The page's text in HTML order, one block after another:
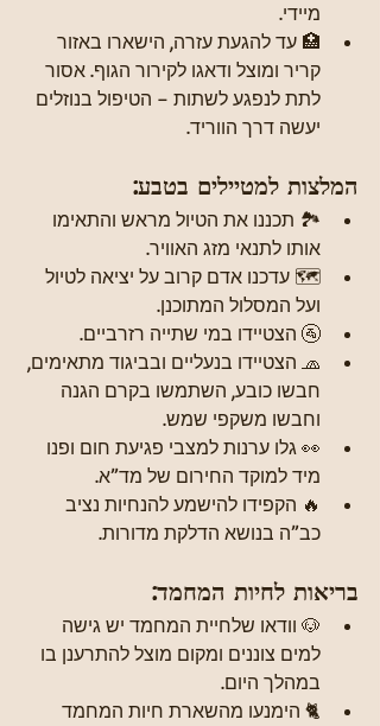
מיידי.
🏥 עד להגעת עזרה, הישארו באזור
קריר ומוצל ודאגו לקירור הגוף. אסור
לתת לנפגע לשתות – הטיפול בנוזלים
יעשה דרך הווריד.
המלצות למטיילים בטבע:
🏞️ תכננו את הטיול מראש והתאימו
אותו לתנאי מזג האוויר.
🗺️ עדכנו אדם קרוב על יציאה לטיול
ועל המסלול המתוכנן.
🚰 הצטיידו במי שתייה רזרביים.
🧢 הצטיידו בנעליים ובביגוד מתאימים,
חבשו כובע, השתמשו בקרם הגנה
וחבשו משקפי שמש.
👀 גלו ערנות למצבי פגיעת חום ופנו
מיד למוקד החירום של מד”א.
🔥 הקפידו להישמע להנחיות נציב
כב”ה בנושא הדלקת מדורות.
בריאות לחיות המחמד:
🐶 וודאו שלחיית המחמד יש גישה
למים צוננים ומקום מוצל להתרענן בו
במהלך היום.
🐈 הימנעו מהשארת חיות המחמד